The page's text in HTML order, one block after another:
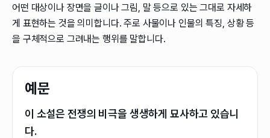
어떤 대상이나 장면을 글이나 그림, 말 등으로 있는 그대로 자세하
게 표현하는 것을 의미합니다. 주로 사물이나 인물의 특징, 상황 등
을 구체적으로 그려내는 행위를 말합니다.
예문
이 소설은 전쟁의 비극을 생생하게 묘사하고 있습니
다.